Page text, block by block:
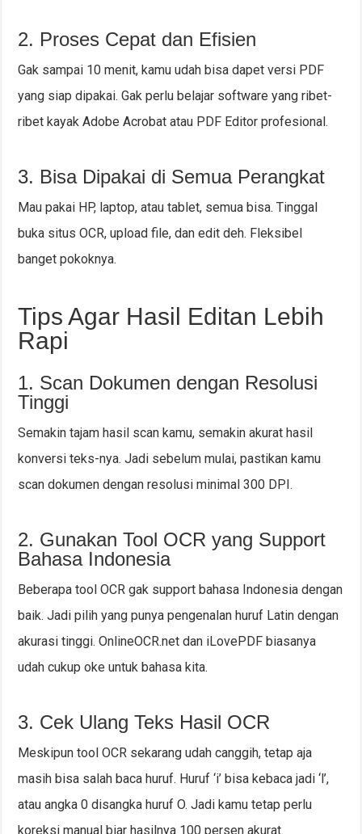
2. Proses Cepat dan Efisien
Gak sampai 10 menit, kamu udah bisa dapet versi PDF
yang siap dipakai. Gak perlu belajar software yang ribet-
ribet kayak Adobe Acrobat atau PDF Editor profesional.
3. Bisa Dipakai di Semua Perangkat
Mau pakai HP, laptop, atau tablet, semua bisa. Tinggal
buka situs OCR, upload file, dan edit deh. Fleksibel
banget pokoknya.
Tips Agar Hasil Editan Lebih
Rapi
1. Scan Dokumen dengan Resolusi
Tinggi
Semakin tajam hasil scan kamu, semakin akurat hasil
konversi teks-nya. Jadi sebelum mulai, pastikan kamu
scan dokumen dengan resolusi minimal 300 DPI.
2. Gunakan Tool OCR yang Support
Bahasa Indonesia
Beberapa tool OCR gak support bahasa Indonesia dengan
baik. Jadi pilih yang punya pengenalan huruf Latin dengan
akurasi tinggi. OnlineOCR.net dan iLovePDF biasanya
udah cukup oke untuk bahasa kita.
3. Cek Ulang Teks Hasil OCR
Meskipun tool OCR sekarang udah canggih, tetap aja
masih bisa salah baca huruf. Huruf ‘i’ bisa kebaca jadi ‘l’,
atau angka 0 disangka huruf O. Jadi kamu tetap perlu
koreksi manual biar hasilnya 100 persen akurat.